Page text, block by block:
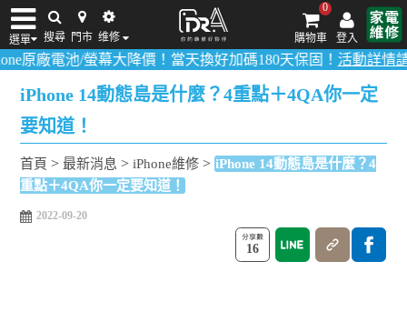
選單 搜尋 門市 维修 登入
0
購物車
iPhone維修/價格 筆電維修/價格 Android手機維修/價格 MacBook維修/價
幕大降價！當天換好加碼180天保固！活動詳情請點我！多數
iPhone 14動態島是什麼？4重點＋4QA你一定
要知道！
首頁 >最新消息 >iPhone維修 > iPhone 14動態島是什麼？4
重點＋4QA你一定要知道！
2022-09-20
16